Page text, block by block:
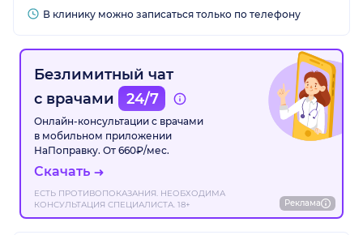
В клинику можно записаться только по телефону
Безлимитный чат
с врачами
24/7
Онлайн-консультации с врачами
в мобильном приложении
НаПоправку. От 660₽/мес.
Скачать
ЕСТЬ ПРОТИВОПОКАЗАНИЯ. НЕОБХОДИМА
КОНСУЛЬТАЦИЯ СПЕЦИАЛИСТА. 18+
Реклама